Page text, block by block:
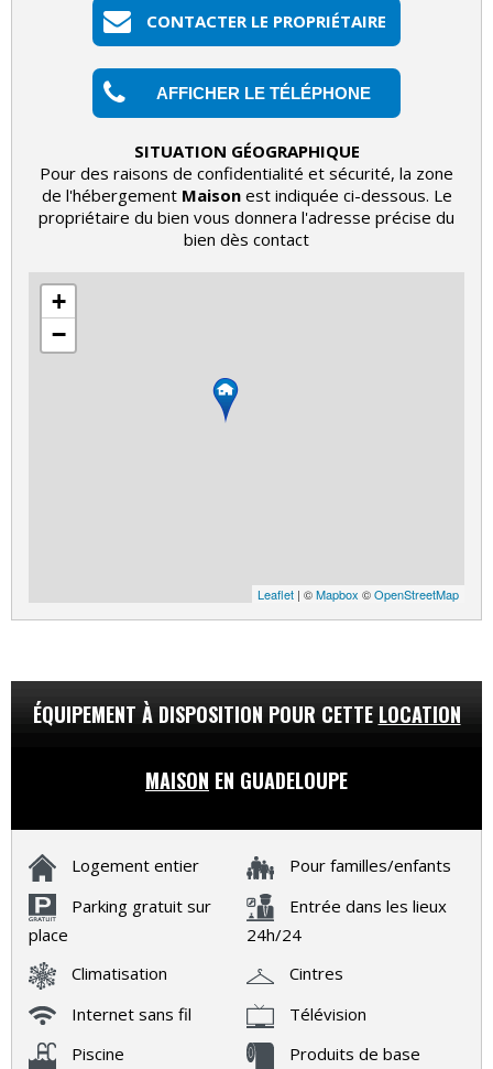
CONTACTER LE PROPRIÉTAIRE
AFFICHER LE TÉLÉPHONE
SITUATION GÉOGRAPHIQUE
Pour des raisons de confidentialité et sécurité, la zone
de l'hébergement Maisonest indiquée ci-dessous. Le
propriétaire du bien vous donnera l'adresse précise du
bien dès contact
+
−
Leaflet | ©Mapbox ©OpenStreetMap
ÉQUIPEMENT À DISPOSITION POUR CETTE LOCATION
MAISON EN GUADELOUPE
Logement entier
Pour familles/enfants
Parking gratuit sur
place
Entrée dans les lieux
24h/24
Climatisation
Cintres
Internet sans fil
Télévision
Piscine
Produits de base